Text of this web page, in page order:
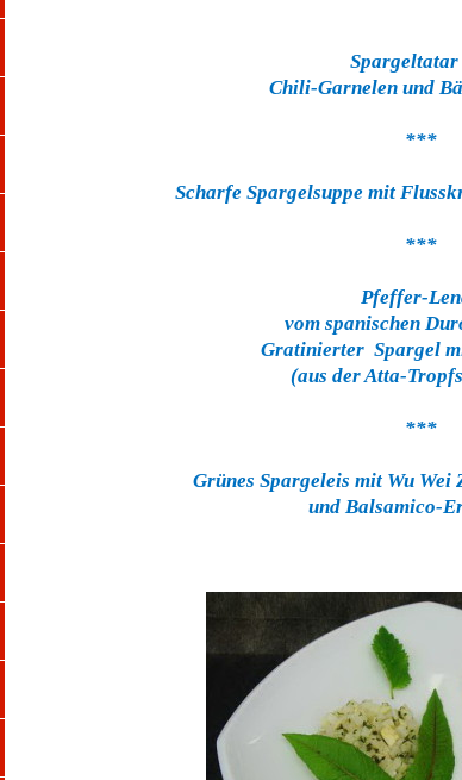
Chili-Garnelen und
***
Scharfe Spargelsuppe mit
***
Pfeffer-
vom spanischen
Gratinierter Spargel
(aus der Atta-
***
Grünes Spargeleis mit Wu Wei
und Balsamico-